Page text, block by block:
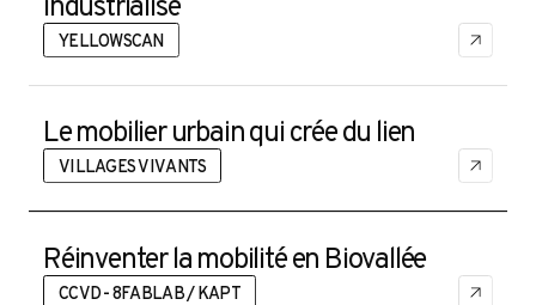
YELLOWSCAN
Le mobilier urbain qui crée du lien
VILLAGES VIVANTS
Réinventer la mobilité en Biovallée
CCVD - 8FABLAB / KAPT